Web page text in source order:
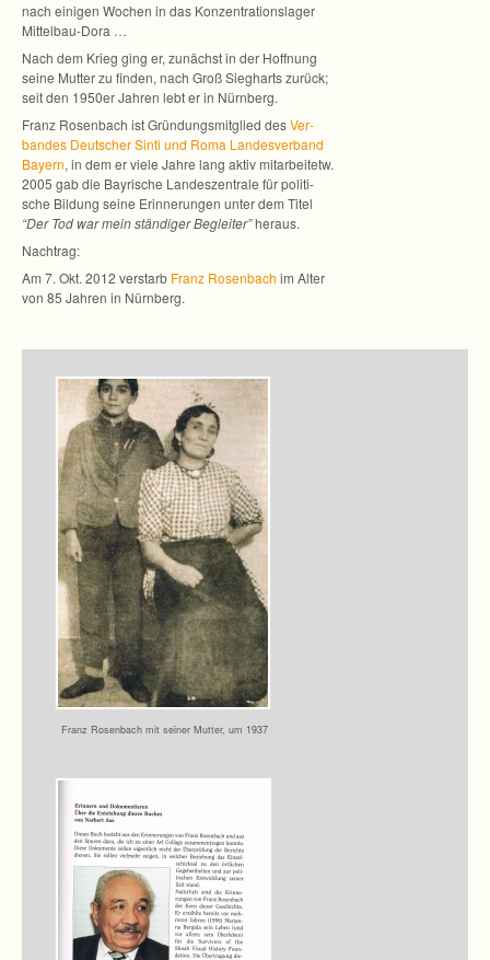
nach eini­gen Wochen in das Kon­zen­tra­ti­ons­la­ger
Mittelbau-Dora …
Nach dem Krieg ging er, zunächst in der Hoff­nung
seine Mut­ter zu fin­den, nach Groß Sieg­harts zurück;
seit den 1950er Jah­ren lebt er in Nürnberg.
Franz Rosen­bach ist Grün­dungs­mit­glied desVer­
ban­des Deut­scher Sinti und Roma Lan­des­ver­band
Bay­ern, in dem er viele Jahre lang aktiv mit­ar­bei­tetw.
2005 gab die Bay­ri­sche Lan­des­zen­trale für poli­ti­
sche Bil­dung seine Erin­ne­run­gen unter dem Titel
“Der Tod war mein stän­di­ger Beglei­ter”her­aus.
Nach­trag:
Am 7. Okt. 2012 ver­starb Franz Rosen­bach im Alter
von 85 Jah­ren in Nürnberg.
Franz Rosen­bach mit sei­ner Mut­ter, um 1937